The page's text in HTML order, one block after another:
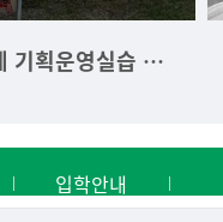
2022년도 울산북구쇠부리축제 기획운영실습 역사문화학과 부스
입학안내